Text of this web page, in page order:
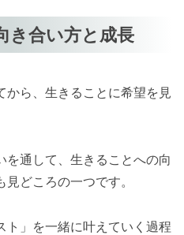
き合い方と成長
から、生きることに希望を見
を通して、生きることへの向
どころの一つです。
ト」を一緒に叶えていく過程